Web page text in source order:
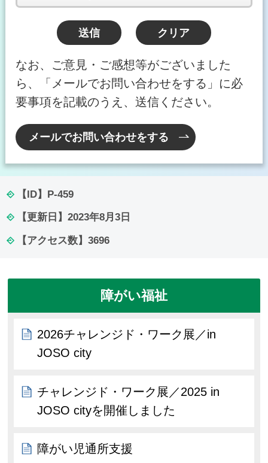
なお、ご意見・ご感想等がございました
ら、「メールでお問い合わせをする」に必
要事項を記載のうえ、送信ください。
メールでお問い合わせをする
【ID】 P-459
【更新日】 2023年8月3日
【アクセス数】 3696
障がい福祉
2026チャレンジド・ワーク展／in
JOSO city
チャレンジド・ワーク展／2025 in
JOSO cityを開催しました
障がい児通所支援